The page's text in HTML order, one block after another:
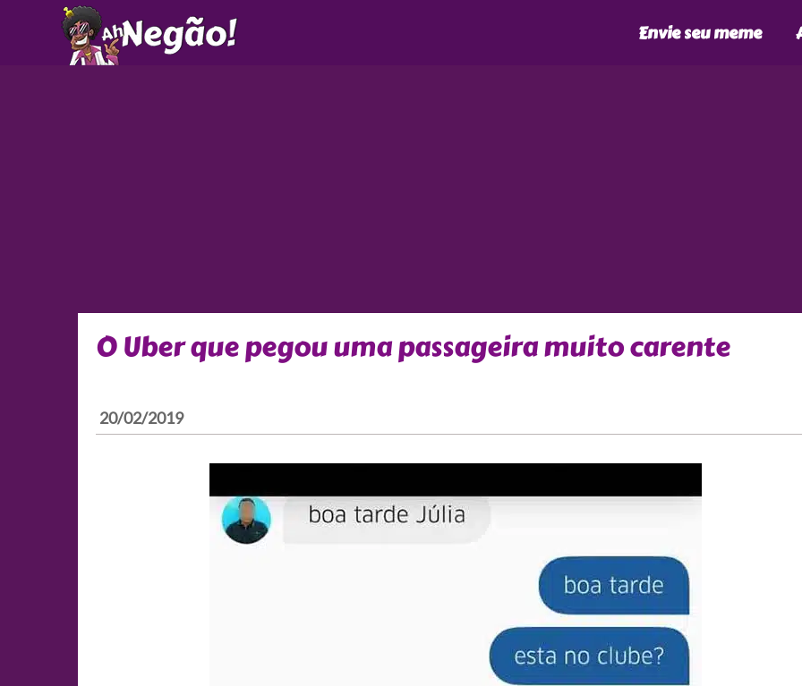
Envie seu meme
O Uber que pegou uma passageira muito carente
20/02/2019